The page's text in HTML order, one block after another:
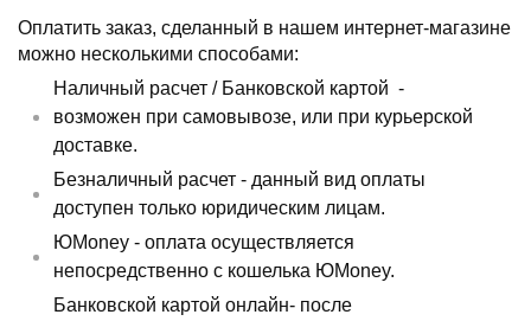
Оплатить заказ, сделанный в нашем интернет-магазине
можно несколькими способами:
Наличный расчет / Банковской картой -
возможен при самовывозе, или при курьерской
доставке.
Безналичный расчет - данный вид оплаты
доступен только юридическим лицам.
ЮMoney - оплата осуществляется
непосредственно с кошелька ЮMoney.
Банковской картой онлайн- после